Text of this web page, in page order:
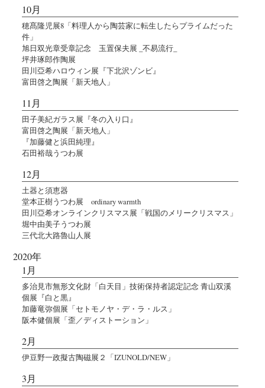
10月
穂髙隆児展8「料理人から陶芸家に転生したらプライムだった
件」
旭日双光章受章記念 玉置保夫展 _不易流行_
坪井琢郎作陶展
田川亞希ハロウィン展『下北沢ゾンビ』
富田啓之陶展「新天地人」
11月
田子美紀ガラス展『冬の入り口』
富田啓之陶展「新天地人」
『加藤健と浜田純理』
石田裕哉うつわ展
12月
土器と須恵器
堂本正樹うつわ展 ordinary warmth
田川亞希オンラインクリスマス展「戦国のメリークリスマス」
堀中由美子うつわ展
三代北大路魯山人展
2020年
1月
多治見市無形文化財「白天目」技術保持者認定記念 青山双溪
個展『白と黒』
加藤竜弥個展「セトモノヤ・デ・ラ・ルス」
阪本健個展「歪／ディストーション」
2月
伊豆野一政擬古陶磁展２「IZUNOLD/NEW」
3月